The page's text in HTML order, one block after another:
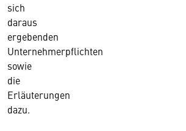
sich
daraus
ergebenden
Unternehmerpflichten
sowie
die
Erläuterungen
dazu.